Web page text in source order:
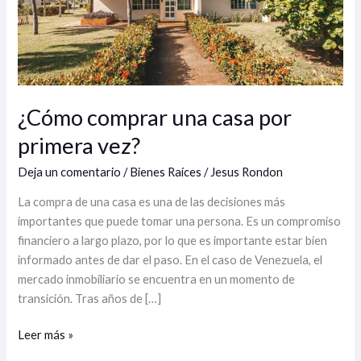
¿Cómo comprar una casa por
primera vez?
Deja un comentario /Bienes Raíces / Jesus Rondon
La compra de una casa es una de las decisiones más
importantes que puede tomar una persona. Es un compromiso
financiero a largo plazo, por lo que es importante estar bien
informado antes de dar el paso. En el caso de Venezuela, el
mercado inmobiliario se encuentra en un momento de
transición. Tras años de […]
Leer más »